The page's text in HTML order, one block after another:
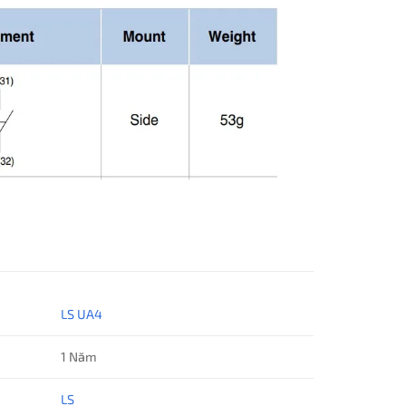
LS UA4
1 Năm
LS